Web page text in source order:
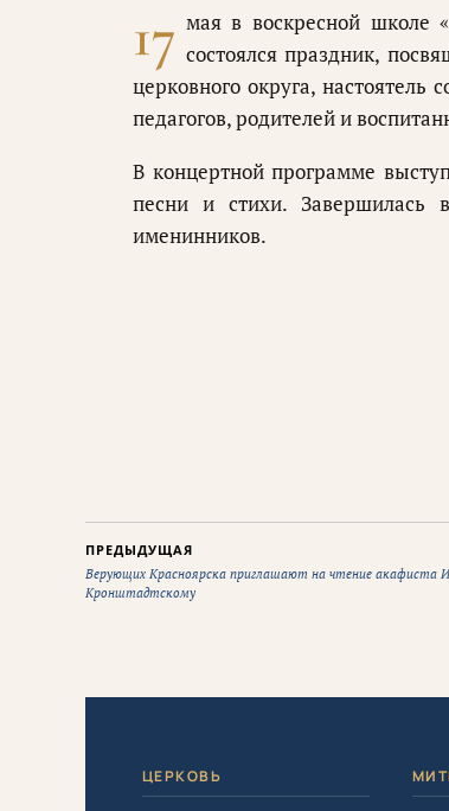
17 мая в воскресной школе
состоялся праздник,
церковного округа,
педагогов, родителей и
В концертной программе
песни и стихи. Завершилась
именинников.
ПРЕДЫДУЩАЯ
Верующих Красноярска приглашают на чтение акафиста
Кронштадтскому
ЦЕРКОВЬ